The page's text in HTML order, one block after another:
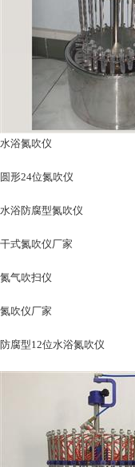
水浴氮吹仪
圆形24位氮吹仪
水浴防腐型氮吹仪
干式氮吹仪厂家
氮气吹扫仪
氮吹仪厂家
防腐型12位水浴氮吹仪